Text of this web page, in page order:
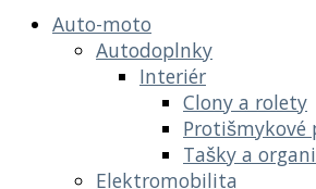
Auto-moto
Autodoplnky
Interiér
Clony a rolety
Protišmykové
Tašky a
Elektromobilita